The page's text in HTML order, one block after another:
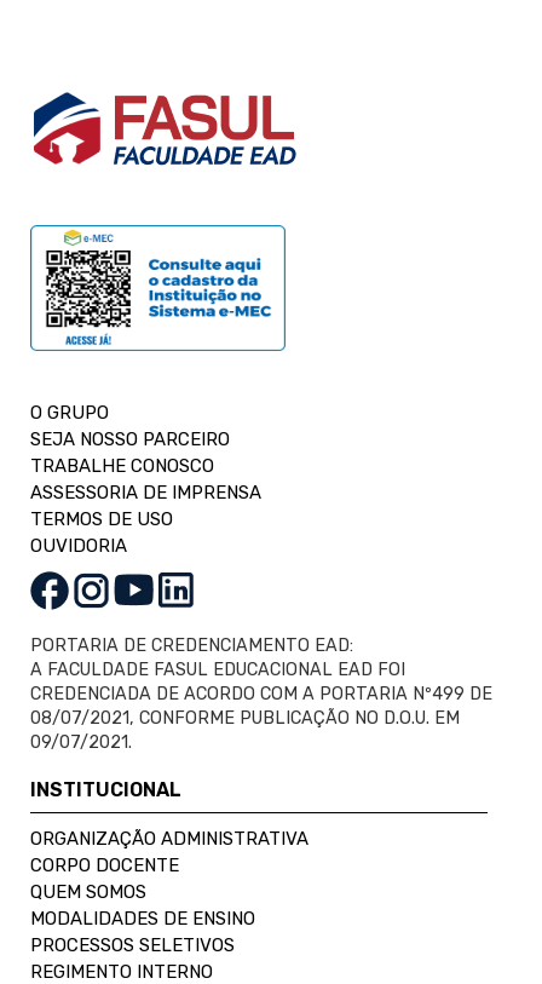
O GRUPO
SEJA NOSSO PARCEIRO
TRABALHE CONOSCO
ASSESSORIA DE IMPRENSA
TERMOS DE USO
OUVIDORIA
PORTARIA DE CREDENCIAMENTO EAD:
A FACULDADE FASUL EDUCACIONAL EAD FOI
CREDENCIADA DE ACORDO COM A PORTARIA Nº499 DE
08/07/2021, CONFORME PUBLICAÇÃO NO D.O.U. EM
09/07/2021.
INSTITUCIONAL
ORGANIZAÇÃO ADMINISTRATIVA
CORPO DOCENTE
QUEM SOMOS
MODALIDADES DE ENSINO
PROCESSOS SELETIVOS
REGIMENTO INTERNO